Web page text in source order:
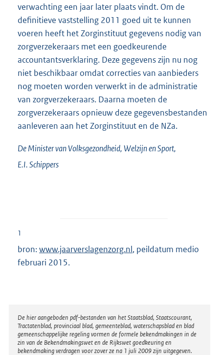
verwachting een jaar later plaats vindt. Om de
definitieve vaststelling 2011 goed uit te kunnen
voeren heeft het Zorginstituut gegevens nodig van
zorgverzekeraars met een goedkeurende
accountantsverklaring. Deze gegevens zijn nu nog
niet beschikbaar omdat correcties van aanbieders
nog moeten worden verwerkt in de administratie
van zorgverzekeraars. Daarna moeten de
zorgverzekeraars opnieuw deze gegevensbestanden
aanleveren aan het Zorginstituut en de NZa.
De Minister van Volksgezondheid, Welzijn en Sport,
E.I.Schippers
1
bron:www.jaarverslagenzorg.nl, peildatum medio
februari 2015.
Disclaimer
De hier aangeboden pdf-bestanden van het Staatsblad, Staatscourant,
Tractatenblad, provinciaal blad, gemeenteblad, waterschapsblad en blad
gemeenschappelijke regeling vormen de formele bekendmakingen in de
zin van de Bekendmakingswet en de Rijkswet goedkeuring en
bekendmaking verdragen voor zover ze na 1 juli 2009 zijn uitgegeven.